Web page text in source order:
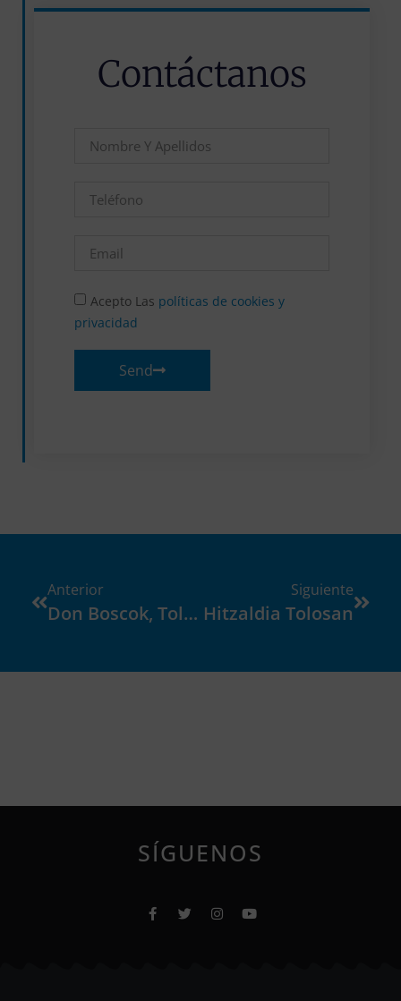
Contáctanos
Acepto Las políticas de cookies y
privacidad
Send
Anterior
Don Boscok, Tolosaldeak Eta Dislegik Proiektu Aitzindari Bat Aurkeztu Dute, Hezkuntza-Premia Bereziak Dituzten Ikasleen Inklusioa Eta Prestakuntzan-Arrakasta Lortzea Helburu Duena.
Siguiente
Hitzaldia Tolosan
SÍGUENOS